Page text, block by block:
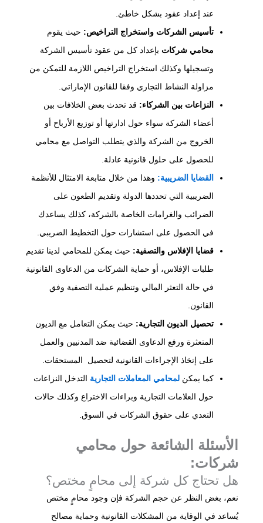
عند إعداد عقود بشكل خاطئ.
تأسيس الشركات واستخراج التراخيص: حيث يقوم
محامي شركات بإعداد كل من عقود تأسيس الشركة
وتسجيلها وكذلك استخراج التراخيص اللازمة للتمكن من
مزاولة النشاط التجاري وفقا للقانون الإماراتي.
النزاعات بين الشركاء: قد تحدث بعض الخلافات بين
أعضاء الشركة سواء حول ادارتها أو توزيع الأرباح أو
الخروج من الشركة والذي يتطلب التواصل مع محامي
للحصول على حلول قانونية عادلة.
القضايا الضريبية: وهذا من خلال متابعة الامتثال للأنظمة
الضريبية التي تحددها الدولة وتقديم الطعون على
الضرائب والغرامات الخاصة بالشركة، كذلك يساعدك
في الحصول على استشارات حول التخطيط الضريبي.
قضايا الإفلاس والتصفية: حيث يمكن للمحامي لدينا تقديم
طلبات الإفلاس، أو حماية الشركات من الدعاوى القانونية
في حالة التعثر المالي وتنظيم عملية التصفية وفق
القانون.
تحصيل الديون التجارية: حيث يمكن التعامل مع الديون
المتعثرة ورفع الدعاوى القضائية ضد المدنيين والعمل
على إتخاذ الإجراءات القانونية لتحصيل المستحقات.
كما يمكنلمحامي المعاملات التجارية التدخل النزاعات
حول العلامات التجارية وبراءات الاختراع وكذلك حالات
التعدي على حقوق الشركات في السوق.
الأسئلة الشائعة حول محامي
شركات:
هل تحتاج كل شركة إلى محامٍ مختص؟
نعم، بغض النظر عن حجم الشركة فإن وجود محامٍ مختص
يُساعد في الوقاية من المشكلات القانونية وحماية مصالح